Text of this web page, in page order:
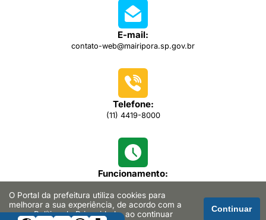
E-mail:
contato-web@mairipora.sp.gov.br
Telefone:
(11) 4419-8000
Funcionamento:
das 08h00 às 16h30
O Portal da prefeitura utiliza cookies para
melhorar a sua experiência, de acordo com a
nossaPolítica de Privacidade, ao continuar
Continuar